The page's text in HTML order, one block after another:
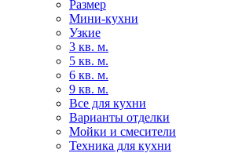
Размер
Мини-кухни
Узкие
3 кв. м.
5 кв. м.
6 кв. м.
9 кв. м.
Все для кухни
Варианты отделки
Мойки и смесители
Техника для кухни